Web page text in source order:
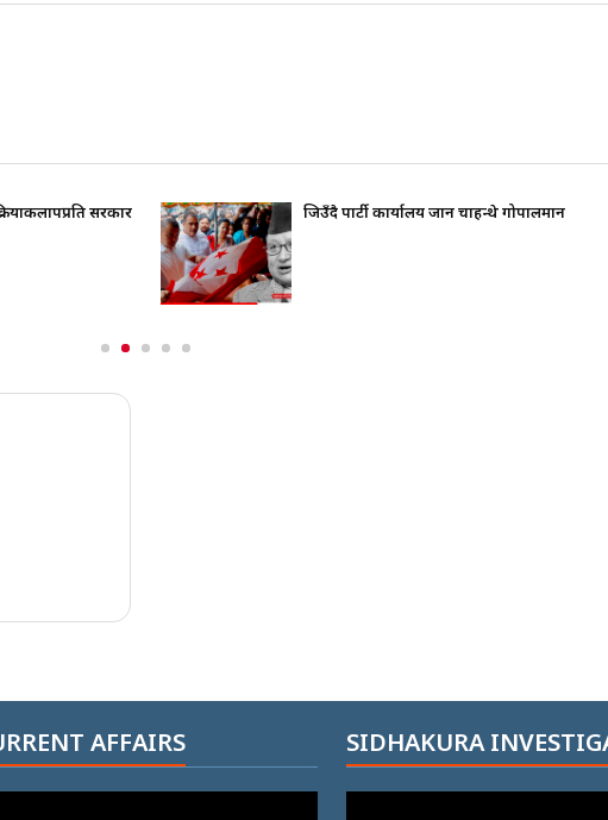
सरकार
जिउँदै पार्टी कार्यालय जान चाहन्थे गोपालमान
AFFAIRS SIDHAKURA